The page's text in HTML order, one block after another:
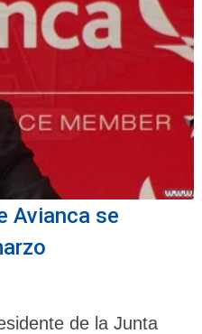
Avianca se
de la Junta